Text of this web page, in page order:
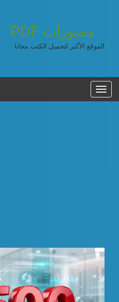
مصورات PDF
الموقع الأكبر لتحميل الكتب مجانا
القائمه
الرئيسية